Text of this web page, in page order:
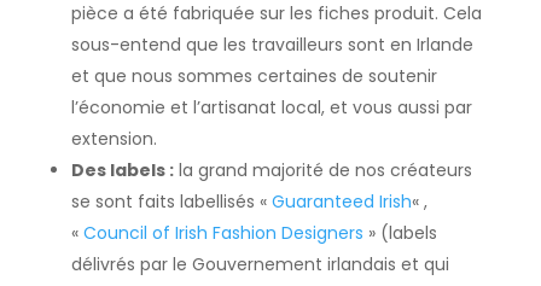
pièce a été fabriquée sur les fiches produit. Cela
sous-entend que les travailleurs sont en Irlande
et que nous sommes certaines de soutenir
l’économie et l’artisanat local, et vous aussi par
extension.
Des labels :la grand majorité de nos créateurs
se sont faits labellisés « Guaranteed Irish« ,
« Council of Irish Fashion Designers » (labels
délivrés par le Gouvernement irlandais et qui